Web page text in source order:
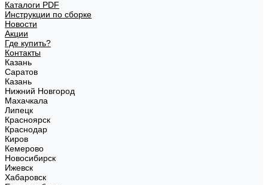
Каталоги PDF
Инструкции по сборке
Новости
Акции
Где купить?
Контакты
Казань
Саратов
Казань
Нижний Новгород
Махачкала
Липецк
Красноярск
Краснодар
Киров
Кемерово
Новосибирск
Ижевск
Хабаровск